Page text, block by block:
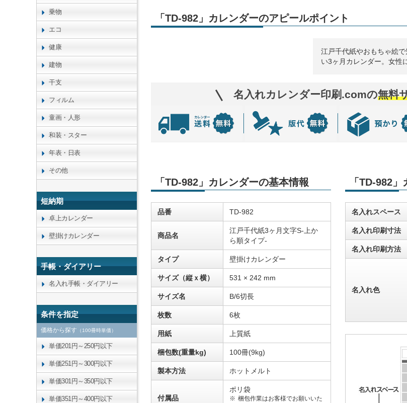
「TD-982」カレンダーのアピールポイント
江戸千代紙やおもちゃ絵
い3ヶ月カレンダー。女性
名入れカレンダー印刷.comの無料
「TD-982」カレンダーの基本情報
品番 TD-982
商品名
江戸千代紙3ヶ月文字S-上か
ら順タイプ-
タイプ 壁掛けカレンダー
サイズ（縦ｘ横） 531 × 242 mm
サイズ名 B/6切長
枚数 6枚
用紙 上質紙
梱包数(重量kg) 100冊(9kg)
製本方法 ホットメルト
付属品
ポリ袋
梱包作業はお客様でお願いいた
「TD-982
名入れスペース
名入れ印刷寸法
名入れ印刷方法
名入れ色
乗物
エコ
健康
建物
干支
フィルム
童画・人形
和装・スター
年表・日表
その他
短納期
卓上カレンダー
壁掛けカレンダー
手帳・ダイアリー
名入れ手帳・ダイアリー
条件を指定
価格から探す （100冊時単価）
単価201円～250円以下
単価251円～300円以下
単価301円～350円以下
単価351円～400円以下